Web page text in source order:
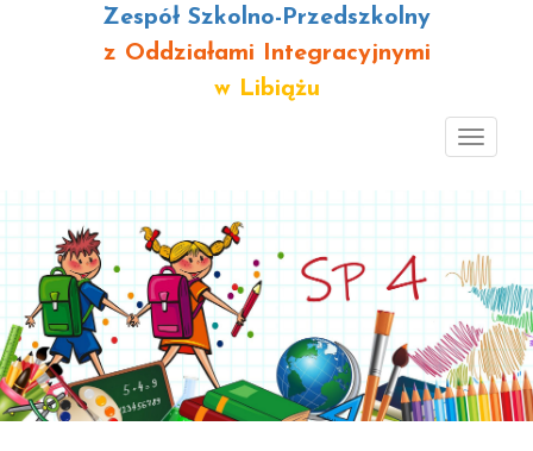
Zespół Szkolno-Przedszkolny
z Oddziałami Integracyjnymi
w Libiążu